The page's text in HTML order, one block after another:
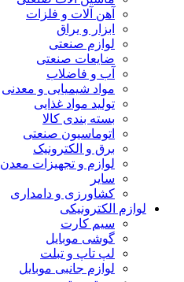
آهن آلات و فلزات
ابزار و یراق
لوازم صنعتی
ضایعات صنعتی
آب و فاضلاب
مواد شیمیایی و معدنی
تولید مواد غذایی
بسته بندی کالا
اتوماسیون صنعتی
برق و الکترونیک
لوازم و تجهیزات معدن
سایر
کشاورزی و دامداری
لوازم الکترونیکی
سیم کارت
گوشی موبایل
لپ تاپ و تبلت
لوازم جانبی موبایل